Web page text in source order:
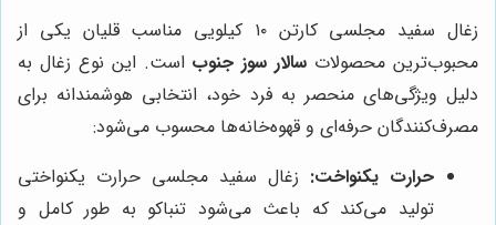
زغال سفید مجلسی کارتن ۱۰ کیلویی مناسب قلیان یکی از
محبوب‌ترین محصولات سالار سوز جنوب است. این نوع زغال به
دلیل ویژگی‌های منحصر به فرد خود، انتخابی هوشمندانه برای
مصرف‌کنندگان حرفه‌ای و قهوه‌خانه‌ها محسوب می‌شود:
حرارت یکنواخت: زغال سفید مجلسی حرارت یکنواختی
تولید می‌کند که باعث می‌شود تنباکو به طور کامل و